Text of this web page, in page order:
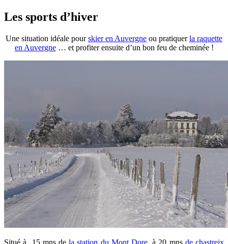
Les sports d’hiver
Une situation idéale pourskier en Auvergne ou pratiquerla raquette
en Auvergne… et profiter ensuite d’un bon feu de cheminée !
Situé à 15 mns dela station du Mont Dore, à 20 mns de chastreix